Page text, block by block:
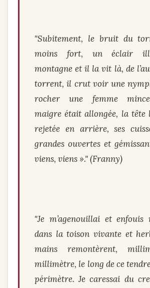
"Subitement, le bruit du
moins fort, un éclair
montagne et il la vit là, de
torrent, il crut voir une
rocher une femme
maigre était allongée, la tête
rejetée en arrière, ses
grandes ouvertes et
viens, viens »." (Franny)
"Je m’agenouillai et enfouis
dans la toison vivante et
mains remontèrent,
millimètre, le long de ce
périmètre. Je caressai du